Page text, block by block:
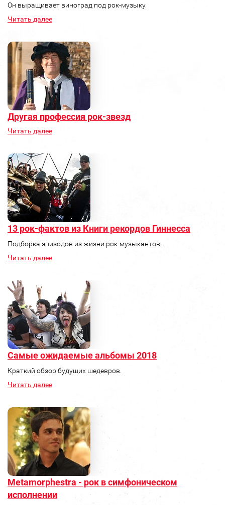
Он выращивает виноград под рок-музыку.
Читать далее
Другая профессия рок-звезд
Читать далее
13 рок-фактов из Книги рекордов Гиннесса
Подборка эпизодов из жизни рок-музыкантов.
Читать далее
Самые ожидаемые альбомы 2018
Краткий обзор будущих шедевров.
Читать далее
Metamorphestra - рок в симфоническом
исполнении